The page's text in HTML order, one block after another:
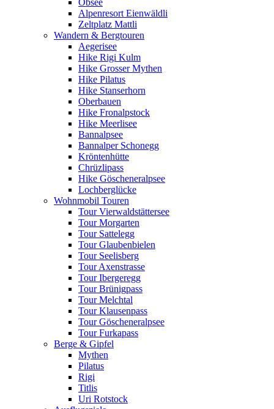
Obsee
Alpenresort Eienwäldli
Zeltplatz Mattli
Wandern & Bergtouren
Aegerisee
Hike Rigi Kulm
Hike Grosser Mythen
Hike Pilatus
Hike Stanserhorn
Oberbauen
Hike Fronalpstock
Hike Meerlisee
Bannalpsee
Bannalper Schonegg
Kröntenhütte
Chrüzlipass
Hike Göscheneralpsee
Lochberglücke
Wohnmobil Touren
Tour Vierwaldstättersee
Tour Morgarten
Tour Sattelegg
Tour Glaubenbielen
Tour Seelisberg
Tour Axenstrasse
Tour Ibergeregg
Tour Brünigpass
Tour Melchtal
Tour Klausenpass
Tour Göscheneralpsee
Tour Furkapass
Berge & Gipfel
Mythen
Pilatus
Rigi
Titlis
Uri Rotstock